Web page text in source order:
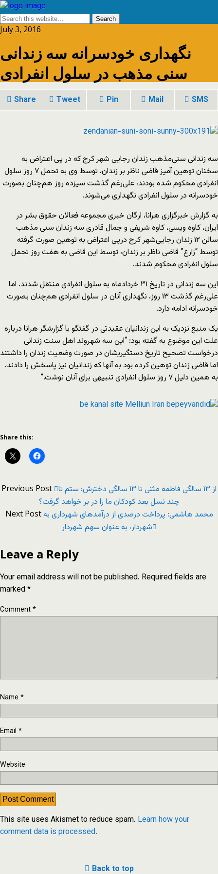
July 3, 2016
نگهداری خودسرانه سه زندانی
سنی مذهب در سلول انفرادی
Share Tweet Pin Mail SMS
سه زندانی سنی‌مذهب زندان رجایی شهر کرج که در پی اعتراض به
سخنان توهین آمیز قاضی ناظر بر زندان، توسط وی به تحمل ۷ روز سلول
انفرادی محکوم شده بودند، علی‌رغم گذشت سیزده روز هم‌چنان بصورت
خودسرانه در سلول انفرادی نگهداری می‌شوند.
به گزارش خبرگزاری هرانا، ارگان خبری مجموعه فعالان حقوق بشر در
ایران، ﮐﺎﻭﻩ ﻭﯾﺴﯽ، ﮐﺎﻭﻩ ﺷﺮﯾﻔﯽ ﻭ ﺟﻤﺎﻝ ﻗﺎﺩﺭﯼ سه زندان سنی مذهب
سالن ۱۲ زندان رجایی‌شهر کرج درپی اعتراض به توهین صورت گرفته
توسط “زارع” قاضی ناظر بر زندان، توسط این قاضی به هفت روز تحمل
سلول انفرادی محکوم شدند.
این سه زندانی در تاریخ ۳۱ خردادماه به سلول انفرادی منتقل شدند. اما
علی‌رغم گذشت ۱۳ روز، نگهداری آنان در سلول انفرادی هم‌چنان بصورت
خودسرانه ادامه دارد.
یک منبع نزدیک به این زندانیان عقیدتی در گفتگو با گزارشگر هرانا درباره
علت این موضوع به گفته بود: “این سه شهروند اهل سنت زندانی
درخواست تصحیح ﺗﺎﺭﯾﺦ ﺩﺳﺘﮕﯿﺮﯾ‌‌‌‌‌‌‌‌‌شاﻥ ﺩﺭ ﺻﻮﺭﺕ ﻭﺿﻌﯿﺖ زندان را داشتند
ﺍﻣﺎ ﻗﺎﺿﯽ ﺯﻧﺪﺍﻥ ﺗﻮﻫﯿﻦ ﮐﺮﺩﻩ ﺑﻮﺩ ﺑه آنها که زندانیان نیز پاسخش را دادند،
به همین دلیل ۷ ﺭﻭﺯ ﺳﻠﻮﻝ انفرادی تنبیهی برای آنان ﻧﻮﺷت.”
Share this:
Previous Post از ۱۳ سالگی فاطمه مثنی تا ۱۳ سالگی دخترش: ستم تا
چند نسل بعد کودکان ما را در بر خواهد گرفت؟
Next Postمحمد هاشمی: پرداخت درصدی از درآمدهای شهرداری به
شهردار، به عنوان سهم شهردار
Leave a Reply
Your email address will not be published. Required fields are
marked*
Comment*
Name *
Email *
Website
This site uses Akismet to reduce spam. Learn how your
comment data is processed.
Back to top